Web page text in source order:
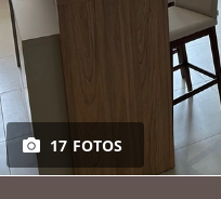
17 FOTOS